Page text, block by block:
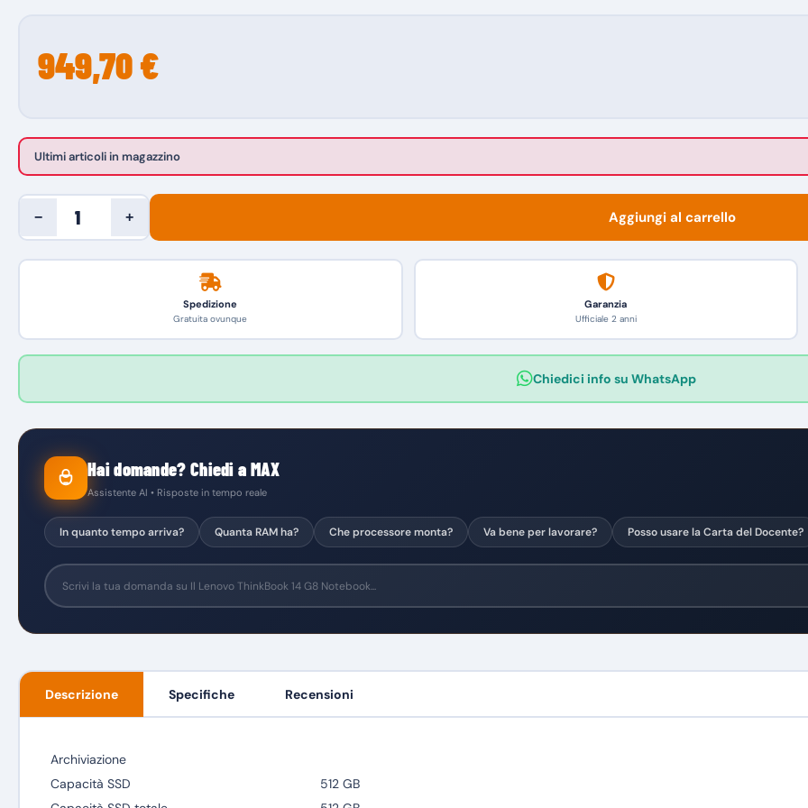
949,70 €
Ultimi articoli in magazzino
− + Aggiungi al carrello
Spedizione
Gratuita ovunque
Garanzia
Ufficiale 2 anni
Chiedici info su WhatsApp
Hai domande? Chiedi a MAX
Assistente AI • Risposte in tempo reale
In quanto tempo arriva? Quanta RAM ha? Che processore monta? Va bene per lavorare? Posso usare la Carta del Docente?
Descrizione Specifiche Recensioni
Archiviazione
Capacità SSD
512 GB